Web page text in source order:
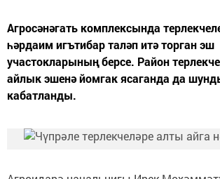
Агросәнәгать комплексында
һәрдаим игътибар таләп итә торган эш
участокларының берсе. Район
айлык эшенә йомгак ясаганда да
кабатланды.